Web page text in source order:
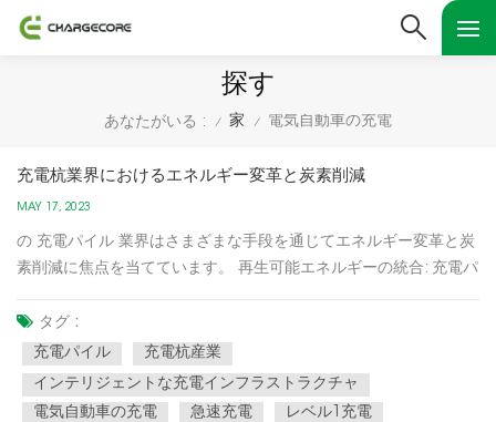
探す
あなたがいる : / 家 / 電気自動車の充電
充電杭業界におけるエネルギー変革と炭素削減
MAY 17, 2023
の 充電パイル 業界はさまざまな手段を通じてエネルギー変革と炭
素削減に焦点を当てています。 再生可能エネルギーの統合: 充電パ
供給されることが増えています。この統合により、化石燃料への
依存が軽減され、発電に伴う炭素排出量が削減されます。エネ...
タグ :
充電パイル
充電杭産業
インテリジェントな充電インフラストラクチャ
電気自動車の充電
急速充電
レベル1充電